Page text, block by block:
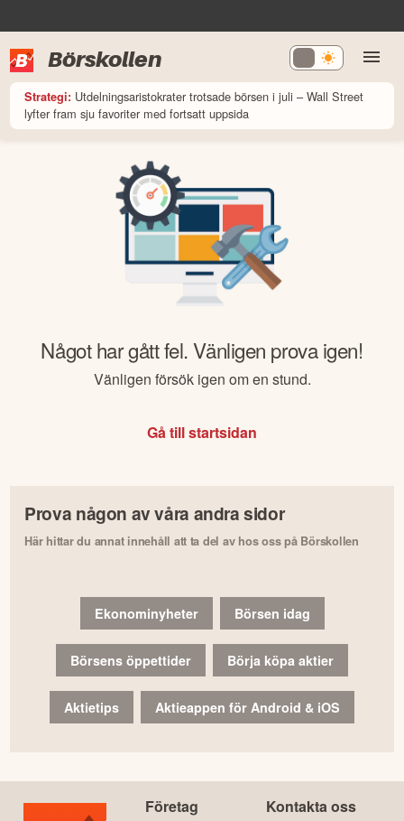
Börskollen
Strategi: Utdelningsaristokrater trotsade börsen i juli – Wall Street
lyfter fram sju favoriter med fortsatt uppsida
Något har gått fel. Vänligen prova igen!
Vänligen försök igen om en stund.
Gå till startsidan
Prova någon av våra andra sidor
Här hittar du annat innehåll att ta del av hos oss på Börskollen
Ekonominyheter Börsen idag
Börsens öppettider Börja köpa aktier
Aktietips Aktieappen för Android & iOS
Företag Kontakta oss